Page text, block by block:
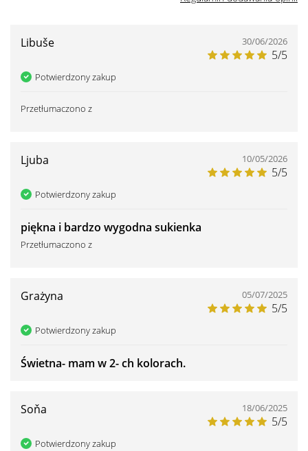
Libuše 30/06/2026
5/5
Potwierdzony zakup
Przetłumaczono z
Ljuba 10/05/2026
5/5
Potwierdzony zakup
piękna i bardzo wygodna sukienka
Przetłumaczono z
Grażyna 05/07/2025
5/5
Potwierdzony zakup
Świetna- mam w 2- ch kolorach.
Soňa 18/06/2025
5/5
Potwierdzony zakup